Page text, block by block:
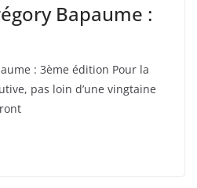
Bapaume :
: 3ème édition Pour la
pas loin d’une vingtaine